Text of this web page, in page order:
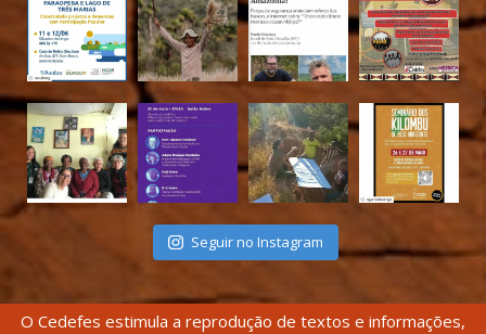
Seguir no Instagram
O Cedefes estimula a reprodução de textos e informações,